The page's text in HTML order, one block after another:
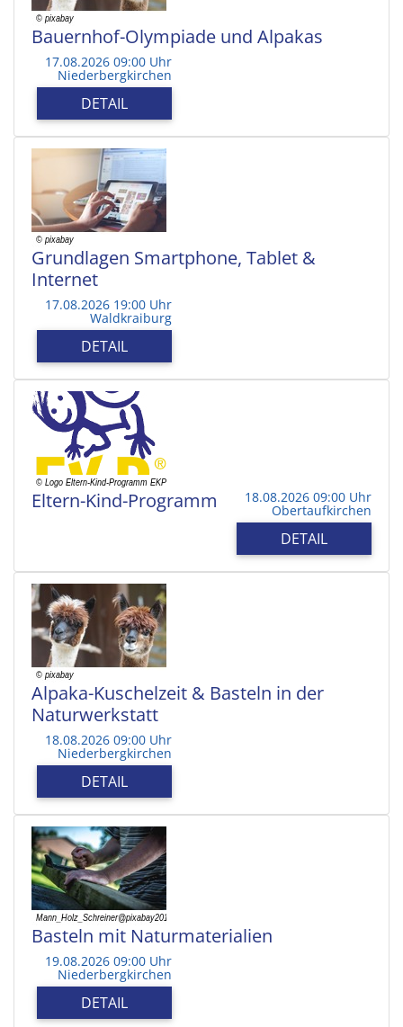
Bauernhof-Olympiade und Alpakas
17.08.2026 09:00 Uhr
Niederbergkirchen
DETAIL
Grundlagen Smartphone, Tablet &
Internet
17.08.2026 19:00 Uhr
Waldkraiburg
DETAIL
Eltern-Kind-Programm 18.08.2026 09:00 Uhr
Obertaufkirchen
DETAIL
Alpaka-Kuschelzeit & Basteln in der
Naturwerkstatt
18.08.2026 09:00 Uhr
Niederbergkirchen
DETAIL
Basteln mit Naturmaterialien
19.08.2026 09:00 Uhr
Niederbergkirchen
DETAIL